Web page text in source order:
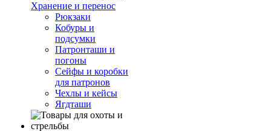
Хранение и перенос
Рюкзаки
Кобуры и
подсумки
Патронташи и
погоны
Сейфы и коробки
для патронов
Чехлы и кейсы
Ягдташи